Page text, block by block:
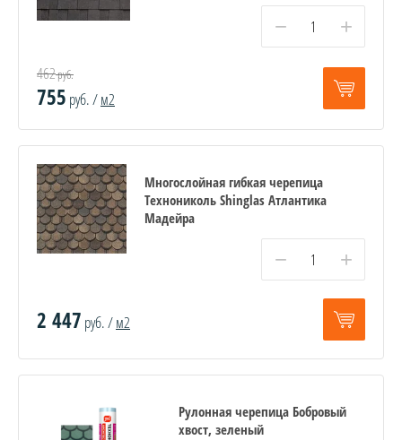
− +
462руб.
755 руб. /м2
Многослойная гибкая черепица
Технониколь Shinglas Атлантика
Мадейра
− +
2 447 руб. /м2
Рулонная черепица Бобровый
хвост, зеленый